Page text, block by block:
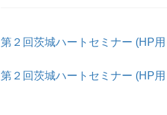
第２回茨城ハートセミナー (HP用
第２回茨城ハートセミナー (HP用